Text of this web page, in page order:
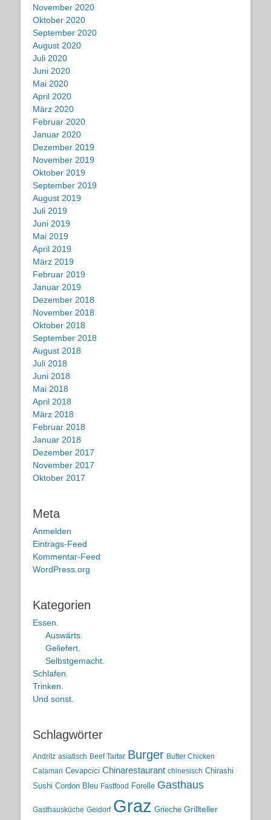
November 2020
Oktober 2020
September 2020
August 2020
Juli 2020
Juni 2020
Mai 2020
April 2020
März 2020
Februar 2020
Januar 2020
Dezember 2019
November 2019
Oktober 2019
September 2019
August 2019
Juli 2019
Juni 2019
Mai 2019
April 2019
März 2019
Februar 2019
Januar 2019
Dezember 2018
November 2018
Oktober 2018
September 2018
August 2018
Juli 2018
Juni 2018
Mai 2018
April 2018
März 2018
Februar 2018
Januar 2018
Dezember 2017
November 2017
Oktober 2017
Meta
Anmelden
Eintrags-Feed
Kommentar-Feed
WordPress.org
Kategorien
Essen.
Auswärts.
Geliefert.
Selbstgemacht.
Schlafen.
Trinken.
Und sonst.
Schlagwörter
Andritz asiatisch Beef Tartar Burger Butter Chicken
Calamari Cevapcici Chinarestaurant chinesisch Chirashi
Sushi Cordon Bleu Fastfood Forelle Gasthaus
Gasthausküche Geidorf Graz Grieche Grillteller